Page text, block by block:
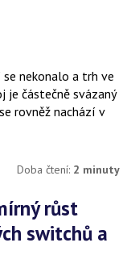
nekonalo a trh ve
je částečně svázaný
rovněž nachází v
Doba čtení: 2 minuty
switchů a